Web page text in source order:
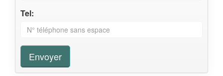
Tel:
Envoyer